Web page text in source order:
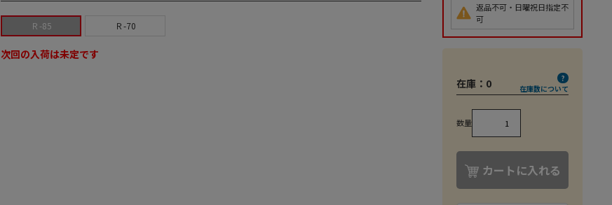
Ｒ-85 Ｒ-70
次回の入荷は未定です
返品不可・日曜祝日指定不
可
在庫： 0 在庫数について
数量
カートに入れる